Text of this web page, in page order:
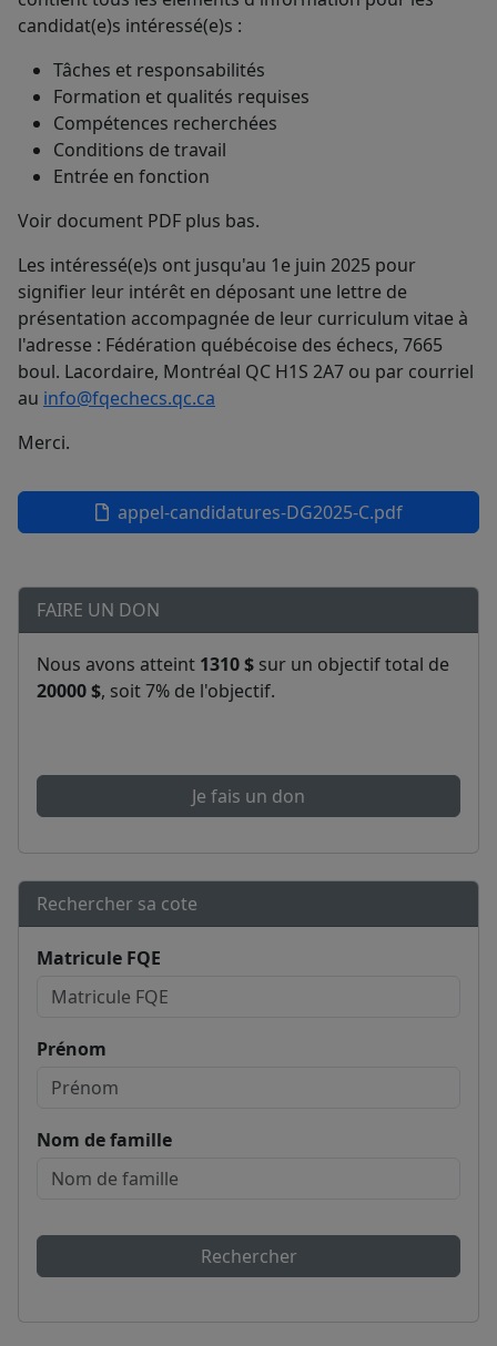
candidat(e)s intéressé(e)s :
Tâches et responsabilités
Formation et qualités requises
Compétences recherchées
Conditions de travail
Entrée en fonction
Voir document PDF plus bas.
Les intéressé(e)s ont jusqu'au 1e juin 2025 pour
signifier leur intérêt en déposant une lettre de
présentation accompagnée de leur curriculum vitae à
l'adresse : Fédération québécoise des échecs, 7665
boul. Lacordaire, Montréal QC H1S 2A7 ou par courriel
au info@fqechecs.qc.ca
Merci.
appel-candidatures-DG2025-C.pdf
FAIRE UN DON
Nous avons atteint 1310 $ sur un objectif total de
20000 $, soit 7% de l'objectif.
Je fais un don
Rechercher sa cote
Matricule FQE
Prénom
Nom de famille
Rechercher